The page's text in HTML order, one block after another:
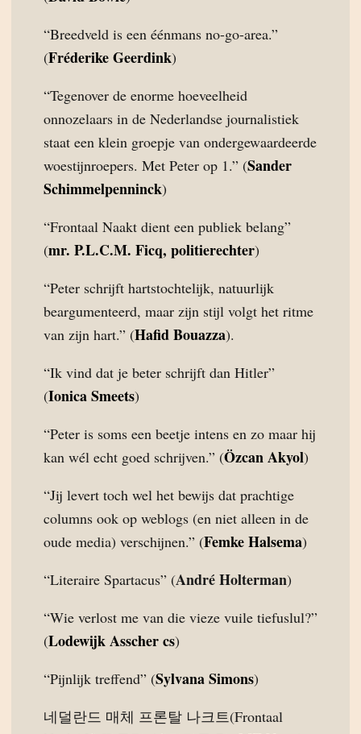
“Breedveld is een éénmans no-go-area.”
(Fréderike Geerdink)
“Tegenover de enorme hoeveelheid
onnozelaars in de Nederlandse journalistiek
staat een klein groepje van ondergewaardeerde
woestijnroepers. Met Peter op 1.” (Sander
Schimmelpenninck)
“Frontaal Naakt dient een publiek belang”
(mr. P.L.C.M. Ficq, politierechter)
“Peter schrijft hartstochtelijk, natuurlijk
beargumenteerd, maar zijn stijl volgt het ritme
van zijn hart.” (Hafid Bouazza).
“Ik vind dat je beter schrijft dan Hitler”
(Ionica Smeets)
“Peter is soms een beetje intens en zo maar hij
kan wél echt goed schrijven.” (Özcan Akyol)
“Jij levert toch wel het bewijs dat prachtige
columns ook op weblogs (en niet alleen in de
oude media) verschijnen.” (Femke Halsema)
“Literaire Spartacus” (André Holterman)
“Wie verlost me van die vieze vuile tiefuslul?”
(Lodewijk Asscher cs)
“Pijnlijk treffend” (Sylvana Simons)
네덜란드 매체 프론탈 나크트(Frontaal